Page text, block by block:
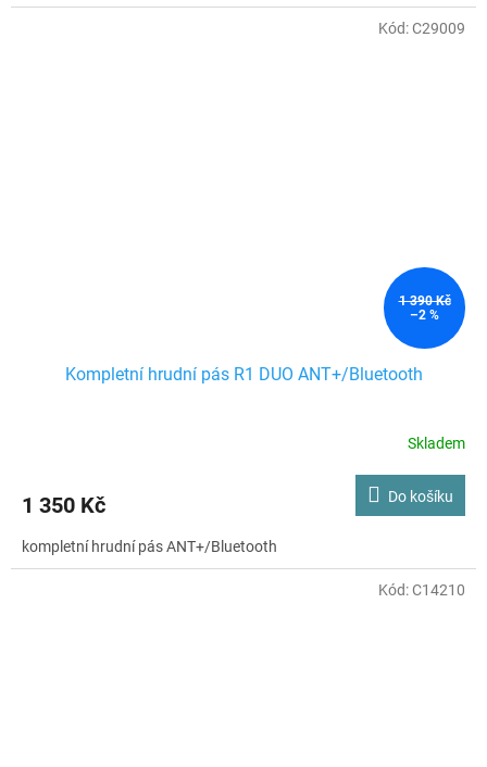
1 390 Kč
–2 %
Kompletní hrudní pás R1 DUO ANT+/Bluetooth
Skladem
1 350 Kč Do košíku
kompletní hrudní pás ANT+/Bluetooth
Kód:C29009
Kód:C14210